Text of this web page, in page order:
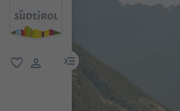
menu link